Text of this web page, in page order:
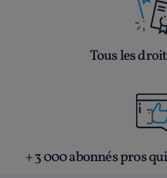
Tous les
+ 3 000 abonnés pros